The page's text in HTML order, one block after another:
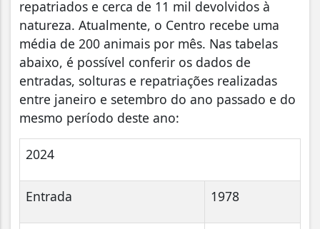
repatriados e cerca de 11 mil devolvidos à
natureza. Atualmente, o Centro recebe uma
média de 200 animais por mês. Nas tabelas
abaixo, é possível conferir os dados de
entradas, solturas e repatriações realizadas
entre janeiro e setembro do ano passado e do
mesmo período deste ano:
2024
Entrada 1978